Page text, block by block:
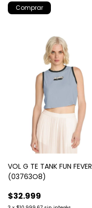
Comprar
VOL G TE TANK FUN FEVER
(03763O8)
$32.999